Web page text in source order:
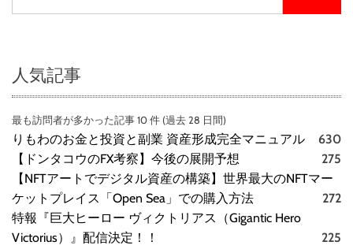
人気記事
最も訪問者が多かった記事 10 件 (過去 28 日間)
りもわのお金と投資と副業 資産形成完全マニュアル
630
【ドンタコウのFX考察】今後の展開予想
275
【NFTアートでデジタル資産の構築】世界最大のNFTマー
ケットプレイス「Open Sea」での購入方法
272
特報『巨大ヒーロー ヴィクトリアス（Gigantic Hero
Victorius）』配信決定！！
225